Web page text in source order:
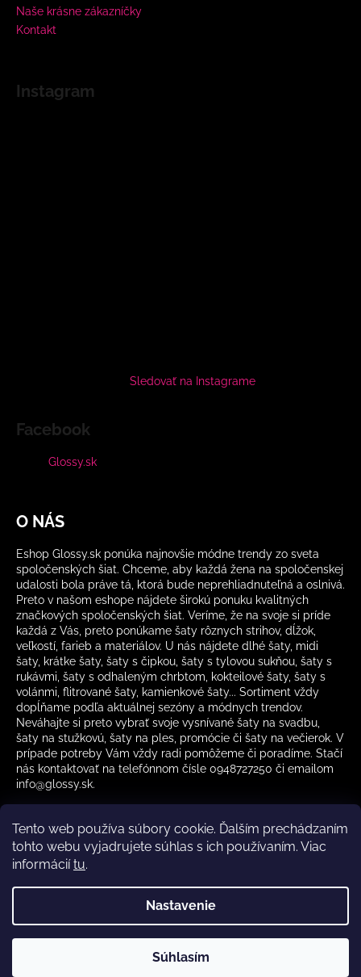
Tento web používa súbory cookie. Ďalším prechádzaním
tohto webu vyjadrujete súhlas s ich používaním. Viac
informáciítu.
Nastavenie
Súhlasím
Naše krásne zákazníčky
Kontakt
Instagram
Sledovať na Instagrame
Facebook
Glossy.sk
O NÁS
Eshop Glossy.sk ponúka najnovšie módne trendy zo sveta
spoločenských šiat. Chceme, aby každá žena na spoločenskej
udalosti bola práve tá, ktorá bude neprehliadnuteľná a oslnivá.
Preto v našom eshope nájdete širokú ponuku kvalitných
značkových spoločenských šiat. Veríme, že na svoje si príde
každá z Vás, preto ponúkame šaty rôznych strihov, dĺžok,
veľkostí, farieb a materiálov. U nás nájdete dlhé šaty, midi
šaty, krátke šaty, šaty s čipkou, šaty s tylovou sukňou, šaty s
rukávmi, šaty s odhaleným chrbtom, kokteilové šaty, šaty s
volánmi, flitrované šaty, kamienkové šaty... Sortiment vždy
dopĺňame podľa aktuálnej sezóny a módnych trendov.
Neváhajte si preto vybrať svoje vysnívané šaty na svadbu,
šaty na stužkovú, šaty na ples, promócie či šaty na večierok. V
prípade potreby Vám vždy radi pomôžeme či poradíme. Stačí
nás kontaktovať na telefónnom čísle 0948727250 či emailom
info@glossy.sk.
Kamenná predajňa otváracia doba CZ
Glossy.sk. Všetky práva vyhradené.